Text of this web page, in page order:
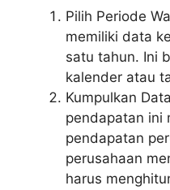
Pilih Periode
memiliki data
satu tahun. Ini
kalender atau
Kumpulkan
pendapatan ini
pendapatan
perusahaan
harus